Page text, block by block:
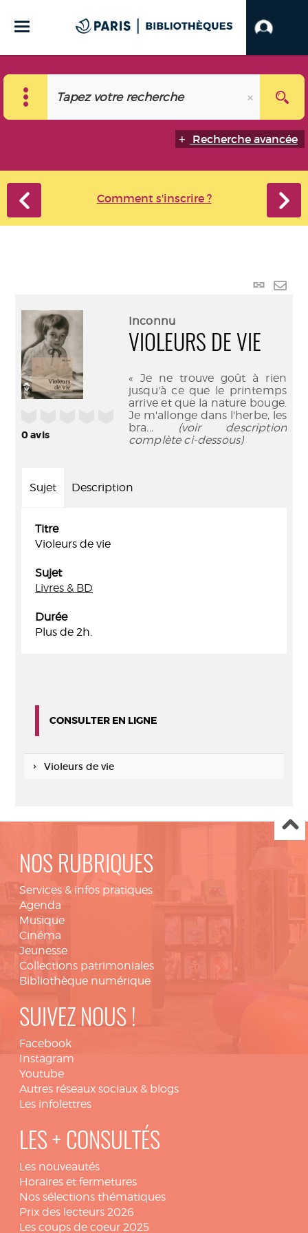
Recherche avancée
Comment s'inscrire ?
Lien
0avis
Inconnu
VIOLEURS DE VIE
« Je ne trouve goût à rien
jusqu'à ce que le printemps
arrive et que la nature bouge.
Je m'allonge dans l'herbe, les
bra... (voir description
complète ci-dessous)
Sujet Description
Titre
Violeurs de vie
Sujet
Livres & BD
Durée
Plus de 2h.
CONSULTER EN LIGNE
Violeurs de vie
NOS RUBRIQUES
Services & infos pratiques
Agenda
Musique
Cinéma
Jeunesse
Collections patrimoniales
Bibliothèque numérique
SUIVEZ NOUS !
Facebook
Instagram
Youtube
Autres réseaux sociaux & blogs
Les infolettres
LES + CONSULTÉS
Les nouveautés
Horaires et fermetures
Nos sélections thématiques
Prix des lecteurs 2026
Les coups de coeur 2025